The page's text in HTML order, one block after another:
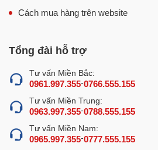
Cách mua hàng trên website
Tổng đài hỗ trợ
Tư vấn Miền Bắc:
0961.997.355-0766.555.155
Tư vấn Miền Trung:
0963.997.355-0788.555.155
Tư vấn Miền Nam:
0965.997.355-0777.555.155